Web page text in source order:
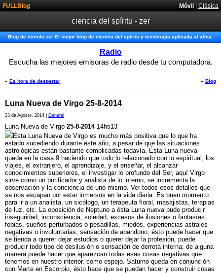
Móvil | Clásica
FULLBlog
ciencia del spíritu - zer
Blog de circulo zer El mejor blog de ciencia del spíritu y tecnología aplicada al alma.
Radio
Escucha las mejores emisoras de radio desde tu computadora.
« Blog
« Es hora de despertar
Luna Nueva de Virgo 25-8-2014
23 de Agosto, 2014 | General
Luna Nueva de Virgo 25-8-201414hs13´
Ésta Luna Nueva de Virgo es mucho más positiva que lo que ha
estado sucediendo durante éste año, a pesar de que las situaciones
astrológicas están bastante complicadas todavía. Ésta Luna nueva
queda en la casa 9 haciendo que todo lo relacionado con lo espiritual, los
viajes, el extranjero, el aprendizaje, y el enseñar, el alcanzar
conocimientos superiores, el investigar lo profundo del Ser, aquí Virgo
sirve como un purificador y analista de lo interno, se incrementa la
observación y la conciencia de uno mismo. Ver todos esos detalles que
se nos escapan por estar inmersos en la vida diaria. Es buen momento
para ir a un analista, un sicólogo, un terapeuta floral, masajistas, terapias
de luz, etc. La oposición de Neptuno a ésta Luna nueva pude producir
inseguridad, inconsciencia, soledad, excesos de ilusiones o fantasías,
fobias, sueños perturbados o pesadillas, miedos, experiencias astrales
negativas o involuntarias, sensación de abandono, ésto puede hacer que
se tienda a querer dejar estudios o querer dejar la profesión, puede
producir todo tipo de desilusión o sensación de derrota interna; de alguna
manera puede hacer que aparezcan todas esas cosas negativas que
tenemos en nuestro interior, como espejo. Saturno queda en conjunción
con Marte en Escorpio, ésto hace que se puedan hacer y construir cosas